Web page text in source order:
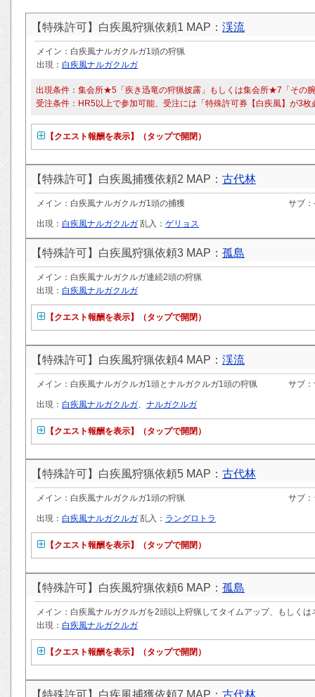
【特殊許可】白疾風狩猟依頼1 MAP： 渓流
メイン：白疾風ナルガクルガ1頭の狩猟
出現： 白疾風ナルガクルガ
出現条件：集会所★5「疾き迅竜の狩猟披露」もしくは集会所★7「その
受注条件：HR5以上で参加可能、受注には「特殊許可券【白疾風】が3枚
【クエスト報酬を表示】（タップで開閉）
【特殊許可】白疾風捕獲依頼2 MAP： 古代林
メイン：白疾風ナルガクルガ1頭の捕獲 サブ
出現： 白疾風ナルガクルガ 乱入： ゲリョス
【特殊許可】白疾風狩猟依頼3 MAP： 孤島
メイン：白疾風ナルガクルガ連続2頭の狩猟
出現： 白疾風ナルガクルガ
【クエスト報酬を表示】（タップで開閉）
【特殊許可】白疾風狩猟依頼4 MAP： 渓流
メイン：白疾風ナルガクルガ1頭とナルガクルガ1頭の狩猟 サブ
出現： 白疾風ナルガクルガ、 ナルガクルガ
【クエスト報酬を表示】（タップで開閉）
【特殊許可】白疾風狩猟依頼5 MAP： 古代林
メイン：白疾風ナルガクルガ1頭の狩猟 サブ
出現： 白疾風ナルガクルガ 乱入： ラングロトラ
【クエスト報酬を表示】（タップで開閉）
【特殊許可】白疾風狩猟依頼6 MAP： 孤島
メイン：白疾風ナルガクルガを2頭以上狩猟してタイムアップ、もしくは
出現： 白疾風ナルガクルガ
【クエスト報酬を表示】（タップで開閉）